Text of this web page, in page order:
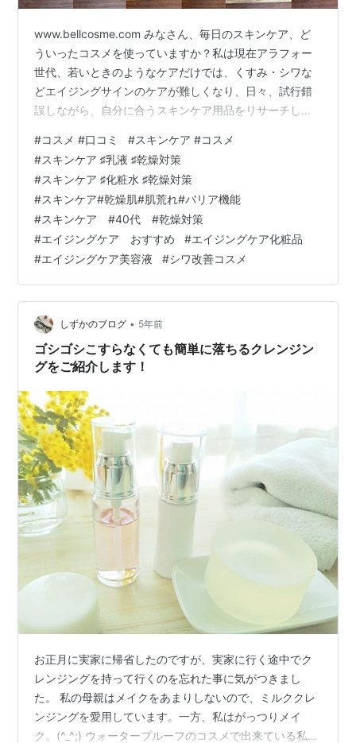
www.bellcosme.com みなさん、毎日のスキンケア、ど
ういったコスメを使っていますか？私は現在アラフォー
世代、若いときのようなケアだけでは、くすみ・シワな
どエイジングサインのケアが難しくなり、日々、試行錯
誤しながら、自分に合うスキンケア用品をリサーチして
点では一番良いなと思っている、私の朝のスキンケアラ
イン１１選をシェアしたいと思います。 普段からケチを
自称する、コスメコンシェルジュ資格を持つアラフォー
ワーママが厳選したコスパ◎！なお品ばかりだと自負し
ております…笑 下記に私の肌タイプもまとめますので、
同じような肌タイプでお悩みの…
#コスメ #口コミ #スキンケア #コスメ
#スキンケア ♯乳液 ♯乾燥対策
#スキンケア ♯化粧水 ♯乾燥対策
#スキンケア#乾燥肌#肌荒れ#バリア機能
#スキンケア #40代 #乾燥対策
#エイジングケア おすすめ #エイジングケア化粧品
#エイジングケア美容液 #シワ改善コスメ
しずかのブログ • 5年前
ゴシゴシこすらなくても簡単に落ちるクレンジン
グをご紹介します！
お正月に実家に帰省したのですが、実家に行く途中でク
レンジングを持って行くのを忘れた事に気がつきまし
た。 私の母親はメイクをあまりしないので、ミルククレ
ンジングを愛用しています。一方、私はがっつりメイ
ク。(^_^;) ウォータープルーフのコスメで出来ている私の